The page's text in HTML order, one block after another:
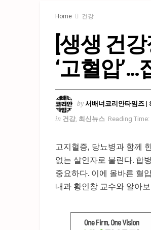
Home 건강
[생생 건
‘고혈압’…
by 서배너코리안타임즈 |
in 건강 최신뉴스 Reading Time:
고지혈증, 당뇨병과 함께
없는 살인자로 불린다. 합
중요하다. 이에 올바른 혈
내과 황인창 교수와 알아